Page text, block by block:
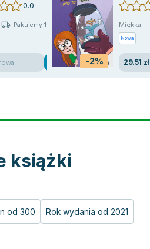
0.0
Pakujemy 10.08
-2%
Miękka
Nowa
29.51 zł
książki
od 300 Rok wydania od 2021